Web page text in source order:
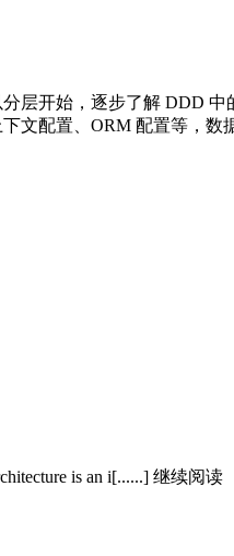
层开始，逐步了解 DDD 中
文配置、ORM 配置等，数
is an i[......] 继续阅读